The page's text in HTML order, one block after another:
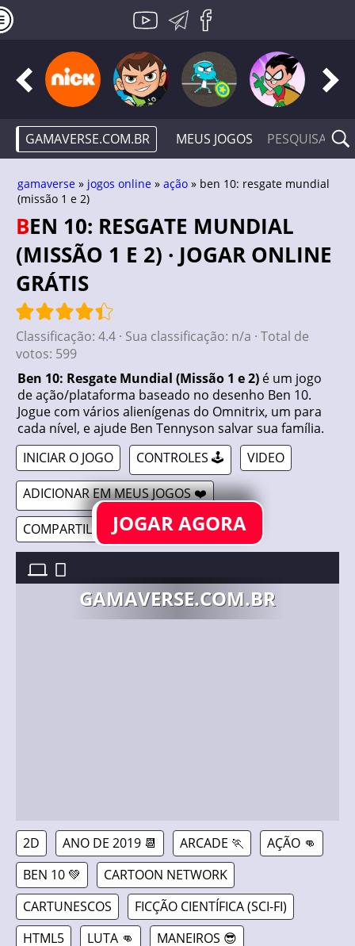
GAMAVERSE.COM.BR MEUS JOGOS
gamaverse » jogos online » ação » ben 10: resgate mundial
(missão 1 e 2)
BEN 10: RESGATE MUNDIAL
(MISSÃO 1 E 2) · JOGAR ONLINE
GRÁTIS
Classificação: 4.4 · Sua classificação: n/a · Total de
votos: 599
Ben 10: Resgate Mundial (Missão 1 e 2) é um jogo
de ação/plataforma baseado no desenho Ben 10.
Jogue com vários alienígenas do Omnitrix, um para
cada nível, e ajude Ben Tennyson salvar sua família.
INICIAR O JOGO
CONTROLES 🕹️ VIDEO
ADICIONAR EM MEUS JOGOS ❤️
COMPARTILHAR 🔗JOGAR AGORA
GAMAVERSE.COM.BR
BEN 10: WORLD RESCUE (MISSION 1 & 2) //
2D ANO DE 2019 📆 ARCADE 🏃
AÇÃO 👊
BEN 10 💚
CARTOON NETWORK
CARTUNESCOS
FICÇÃO CIENTÍFICA (SCI-FI)
HTML5
LUTA 👊
MANEIROS 😎